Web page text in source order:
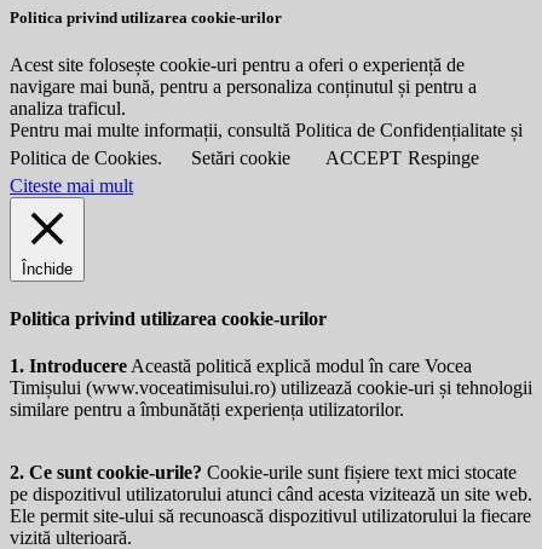
Politica privind utilizarea cookie-urilor
Acest site folosește cookie-uri pentru a oferi o experiență de
navigare mai bună, pentru a personaliza conținutul și pentru a
analiza traficul.
Pentru mai multe informații, consultă Politica de Confidențialitate și
Politica de Cookies.
Setări cookie ACCEPT Respinge
Citeste mai mult
Închide
Politica privind utilizarea cookie-urilor
1. Introducere Această politică explică modul în care Vocea
Timișului (www.voceatimisului.ro) utilizează cookie-uri și tehnologii
similare pentru a îmbunătăți experiența utilizatorilor.
2. Ce sunt cookie-urile? Cookie-urile sunt fișiere text mici stocate
pe dispozitivul utilizatorului atunci când acesta vizitează un site web.
Ele permit site-ului să recunoască dispozitivul utilizatorului la fiecare
vizită ulterioară.